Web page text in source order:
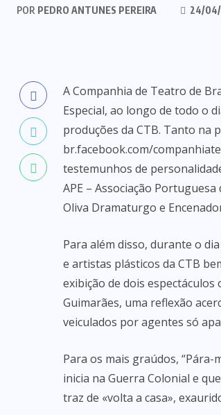
POR PEDRO ANTUNES PEREIRA 24/
A Companhia de Teatro de
Especial, ao longo de todo o
produções da CTB. Tanto na
br.facebook.com/
testemunhos de
APE – Associação
Oliva Dramaturgo e
Para além disso, durante o
e artistas plásticos da CTB
exibição de dois espectáculos
Guimarães, uma reflexão
veiculados por agentes só
Para os mais graúdos,
inicia na Guerra Colonial e
traz de «volta a casa»,